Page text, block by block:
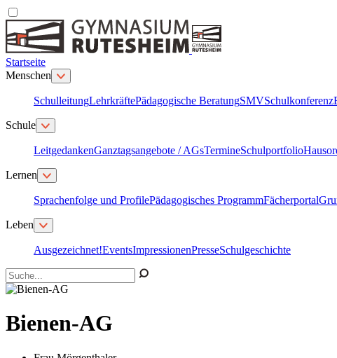
Startseite
Menschen
SchulleitungLehrkräftePädagogische BeratungSMVSchulkonferenz
Schule
LeitgedankenGanztagsangebote / AGsTermineSchulportfolio
Lernen
Sprachenfolge und ProfilePädagogisches ProgrammFächerportal
Leben
Ausgezeichnet!EventsImpressionenPresseSchulgeschichte
Bienen-AG